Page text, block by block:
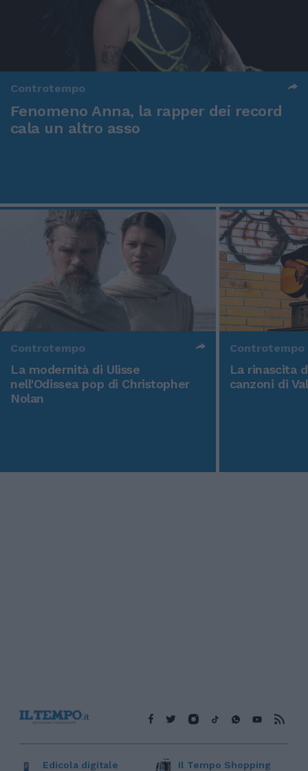
Controtempo
Fenomeno Anna, la rapper dei record
cala un altro asso
Controtempo
La modernità di Ulisse
nell'Odissea pop di Christopher
Nolan
Controtempo
La rinascita
canzoni di
Edicola digitale Il Tempo Shopping